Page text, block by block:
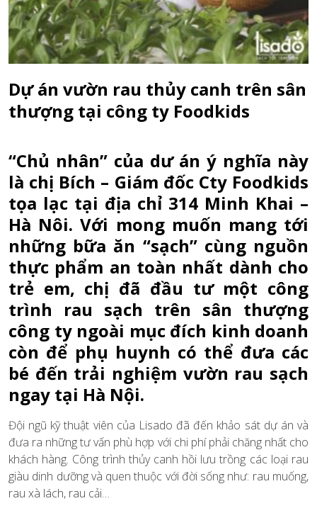
Dự án vườn rau thủy canh trên sân
thượng tại công ty Foodkids
“Chủ nhân” của dư án ý nghĩa này
là chị Bích – Giám đốc Cty Foodkids
tọa lạc tại địa chỉ 314 Minh Khai –
Hà Nôi. Với mong muốn mang tới
những bữa ăn “sạch” cùng nguồn
thực phẩm an toàn nhất dành cho
trẻ em, chị đã đầu tư một công
trình rau sạch trên sân thượng
công ty ngoài mục đích kinh doanh
còn để phụ huynh có thể đưa các
bé đến trải nghiệm vườn rau sạch
ngay tại Hà Nội.
Đội ngũ kỹ thuật viên của Lisado đã đến khảo sát dự án và
đưa ra những tư vấn phù hợp với chi phí phải chăng nhất cho
khách hàng. Công trình thủy canh hồi lưu trồng các loại rau
giàu dinh dưỡng và quen thuộc với đời sống như: rau muống,
rau xà lách, rau cải…